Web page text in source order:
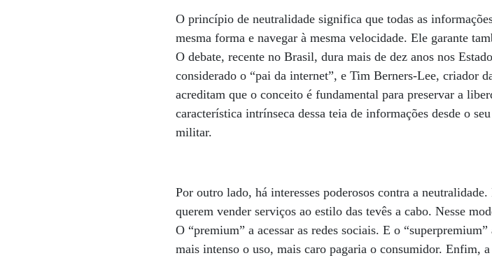
O princípio de neutralidade significa que todas as
mesma forma e navegar à mesma velocidade. Ele garante
O debate, recente no Brasil, dura mais de dez anos nos
considerado o “pai da internet”, e Tim Berners-Lee, criador
acreditam que o conceito é fundamental para preservar a
característica intrínseca dessa teia de informações desde o
militar.
Por outro lado, há interesses poderosos contra a
querem vender serviços ao estilo das tevês a cabo. Nesse
O “premium” a acessar as redes sociais. E o
mais intenso o uso, mais caro pagaria o consumidor. Enfim,